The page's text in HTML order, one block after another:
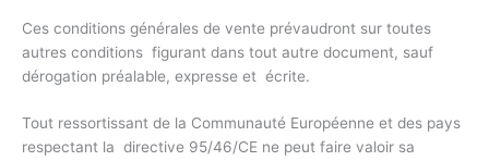
Ces conditions générales de vente prévaudront sur toutes
autres conditions figurant dans tout autre document, sauf
dérogation préalable, expresse et écrite.
Tout ressortissant de la Communauté Européenne et des pays
respectant la directive 95/46/CE ne peut faire valoir sa